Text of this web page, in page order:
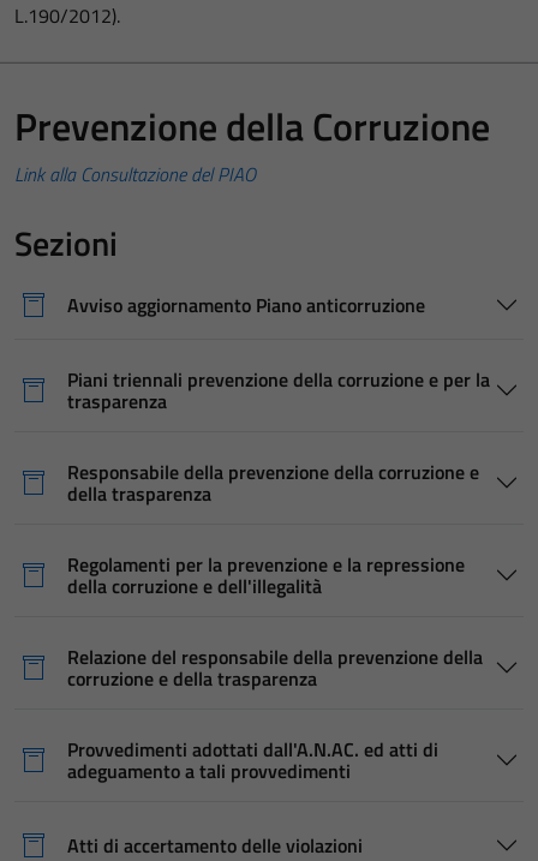
L.190/2012).
Prevenzione della Corruzione
Link alla Consultazione del PIAO
Sezioni
Avviso aggiornamento Piano anticorruzione
Piani triennali prevenzione della corruzione e per la
trasparenza
Responsabile della prevenzione della corruzione e
della trasparenza
Regolamenti per la prevenzione e la repressione
della corruzione e dell'illegalità
Relazione del responsabile della prevenzione della
corruzione e della trasparenza
Provvedimenti adottati dall'A.N.AC. ed atti di
adeguamento a tali provvedimenti
Atti di accertamento delle violazioni